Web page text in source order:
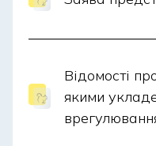
Відомості
якими